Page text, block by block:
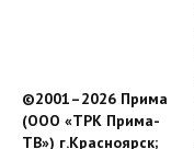
©2001–2026 Прима
(ООО «ТРК Прима-
ТВ») г.Красноярск;